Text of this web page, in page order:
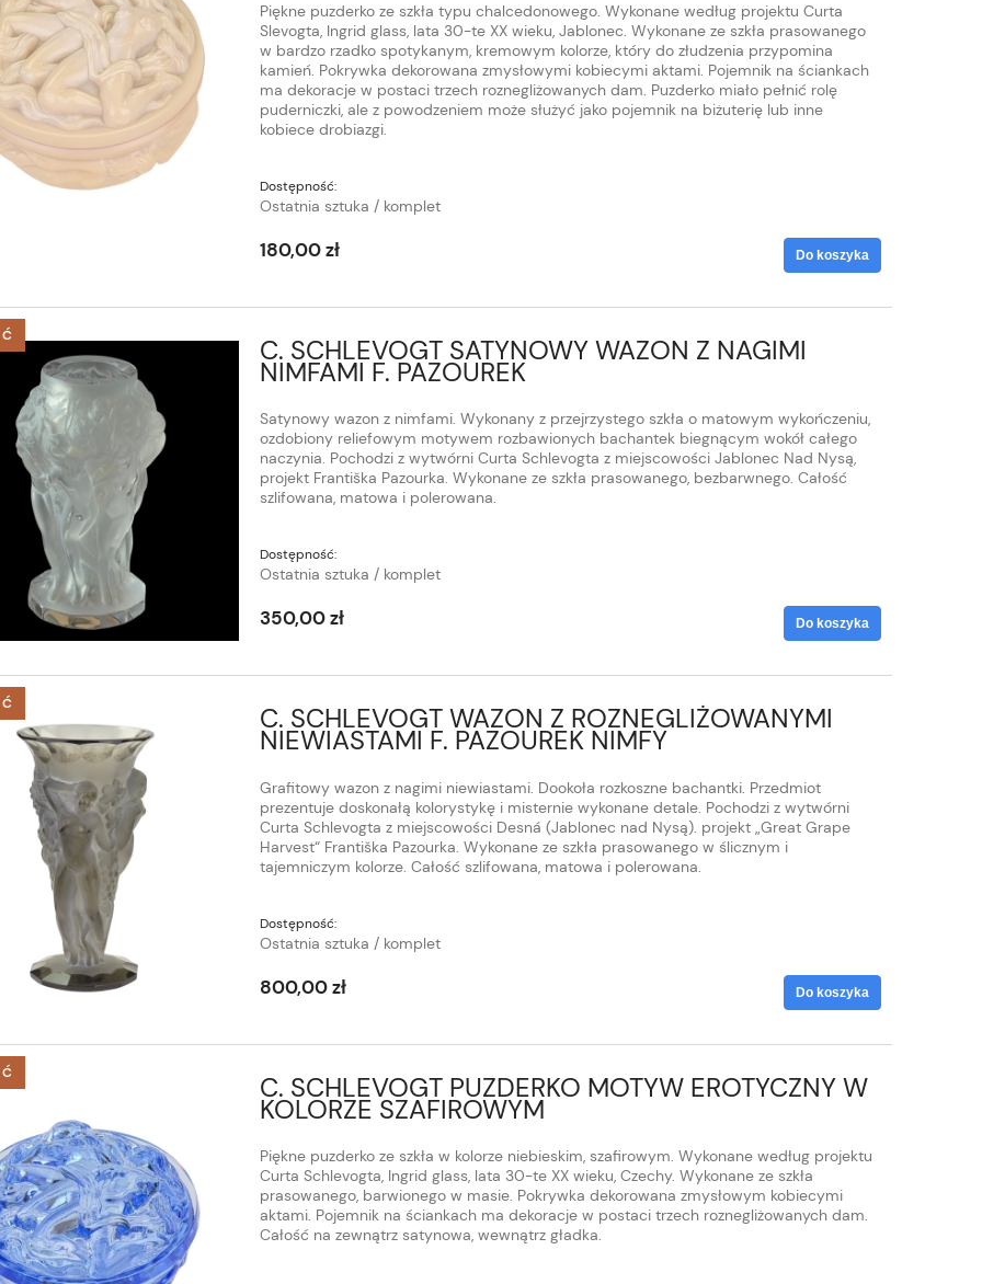
Piękne puzderko ze szkła typu chalcedonowego. Wykonane według projektu Curta
Slevogta, Ingrid glass, lata 30-te XX wieku, Jablonec. Wykonane ze szkła prasowanego
w bardzo rzadko spotykanym, kremowym kolorze, który do złudzenia przypomina
kamień. Pokrywka dekorowana zmysłowymi kobiecymi aktami. Pojemnik na ściankach
ma dekoracje w postaci trzech roznegliżowanych dam. Puzderko miało pełnić rolę
puderniczki, ale z powodzeniem może służyć jako pojemnik na biżuterię lub inne
kobiece drobiazgi.
Dostępność:
Ostatnia sztuka / komplet
180,00 zł Do koszyka
C. SCHLEVOGT SATYNOWY WAZON Z NAGIMI
NIMFAMI F. PAZOUREK
Satynowy wazon z nimfami. Wykonany z przejrzystego szkła o matowym wykończeniu,
ozdobiony reliefowym motywem rozbawionych bachantek biegnącym wokół całego
naczynia. Pochodzi z wytwórni Curta Schlevogta z miejscowości Jablonec Nad Nysą,
projekt Františka Pazourka. Wykonane ze szkła prasowanego, bezbarwnego. Całość
szlifowana, matowa i polerowana.
Dostępność:
Ostatnia sztuka / komplet
350,00 zł Do koszyka
C. SCHLEVOGT WAZON Z ROZNEGLIŻOWANYMI
NIEWIASTAMI F. PAZOUREK NIMFY
Grafitowy wazon z nagimi niewiastami. Dookoła rozkoszne bachantki. Przedmiot
prezentuje doskonałą kolorystykę i misternie wykonane detale. Pochodzi z wytwórni
Curta Schlevogta z miejscowości Desná (Jablonec nad Nysą). projekt „Great Grape
Harvest“ Františka Pazourka. Wykonane ze szkła prasowanego w ślicznym i
tajemniczym kolorze. Całość szlifowana, matowa i polerowana.
Dostępność:
Ostatnia sztuka / komplet
800,00 zł Do koszyka
C. SCHLEVOGT PUZDERKO MOTYW EROTYCZNY W
KOLORZE SZAFIROWYM
Piękne puzderko ze szkła w kolorze niebieskim, szafirowym. Wykonane według projektu
Curta Schlevogta, Ingrid glass, lata 30-te XX wieku, Czechy. Wykonane ze szkła
prasowanego, barwionego w masie. Pokrywka dekorowana zmysłowym kobiecymi
aktami. Pojemnik na ściankach ma dekoracje w postaci trzech roznegliżowanych dam.
Całość na zewnątrz satynowa, wewnątrz gładka.